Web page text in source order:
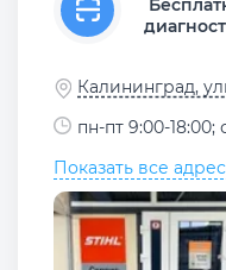
Калининград,
пн-пт 9:00-18:00;
Показать все